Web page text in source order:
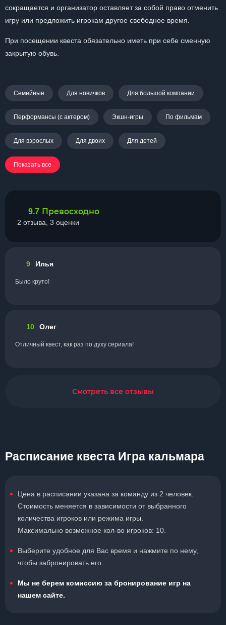
сокращается и организатор оставляет за собой право отменить
игру или предложить игрокам другое свободное время.
При посещении квеста обязательно иметь при себе сменную
закрытую обувь.
Семейные Для новичков Для большой компании
Перформансы (с актером) Экшн-игры По фильмам
Для взрослых Для двоих Для детей
Показать все
9.7 Превосходно
2 отзыва, 3 оценки
9 Илья
Было круто!
10 Олег
Отличный квест, как раз по духу сериала!
Смотреть все отзывы
Расписание квеста Игра кальмара
Цена в расписании указана за команду из 2 человек.
Стоимость меняется в зависимости от выбранного
количества игроков или режима игры.
Максимально возможное кол-во игроков: 10.
Выберите удобное для Вас время и нажмите по нему,
чтобы забронировать его.
Мы не берем комиссию за бронирование игр на
нашем сайте.